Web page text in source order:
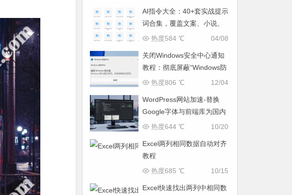
AI指令大全：40+套实战提示
词合集，覆盖文案、小说、
运营全场景
04/08
热度584 ℃
关闭Windows安全中心通知
教程：彻底屏蔽“Windows防
火墙已关闭”弹窗
12/04
热度806 ℃
WordPress网站加速-替换
Google字体与前端库为国内
CDN镜像
10/20
热度644 ℃
Excel两列相同数据自动对齐
教程
10/15
热度685 ℃
Excel快速找出两列中相同数